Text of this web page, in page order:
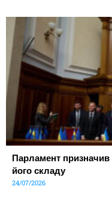
Парламент
його складу
24/07/2026